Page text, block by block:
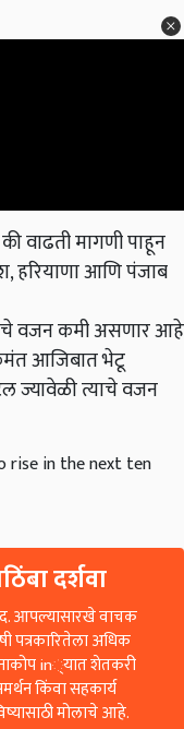
वाढती मागणी पाहून
हरियाणा आणि पंजाब
वजन कमी असणार आहे
आजिबात भेटू
ज्यावेळी त्याचे वजन
rise in the next ten
दर्शवा
आपल्यासारखे वाचक
पत्रकारितेला अधिक
in्यात शेतकरी
किंवा सहकार्य
मोलाचे आहे.